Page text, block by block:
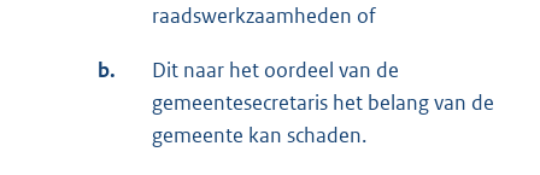
raadswerkzaamheden of
b.
Dit naar het oordeel van de
gemeentesecretaris het belang van de
gemeente kan schaden.